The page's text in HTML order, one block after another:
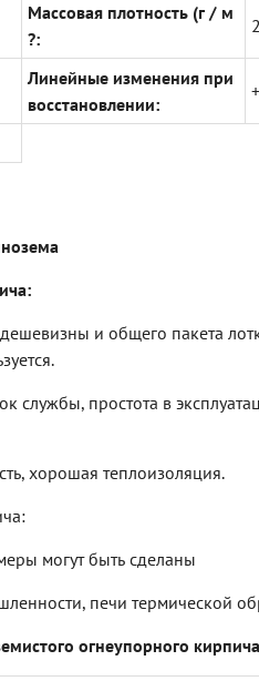
Массовая плотность (г / м
?:
Линейные изменения при
восстановлении:
и общего пакета
службы, простота в
хорошая теплоизоляция.
могут быть сделаны
печи термической
огнеупорного